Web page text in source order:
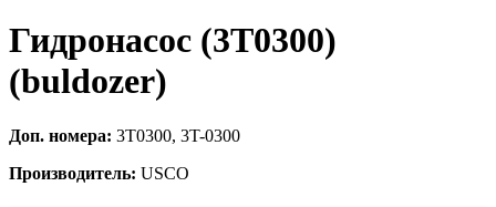
Гидронасос (3T0300)
(buldozer)
Доп. номера: 3T0300, 3T-0300
Производитель: USCO